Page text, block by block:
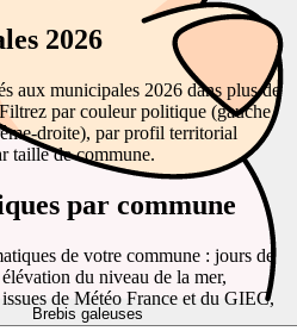
Brebis galeuses
2026
aux municipales 2026 dans plus de
par couleur politique (gauche,
droite), par profil territorial
taille de commune.
par commune
de votre commune : jours de
du niveau de la mer,
de Météo France et du GIEC,